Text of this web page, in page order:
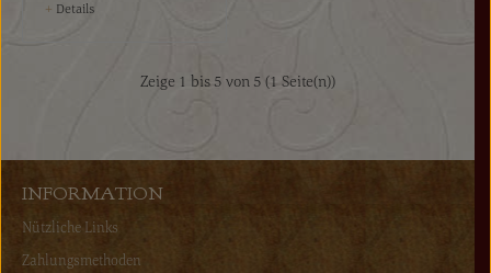
+ Details
Zeige 1 bis 5 von 5 (1 Seite(n))
INFORMATION
Nützliche Links
Zahlungsmethoden